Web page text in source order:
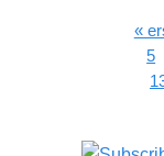
Seiten
«
5